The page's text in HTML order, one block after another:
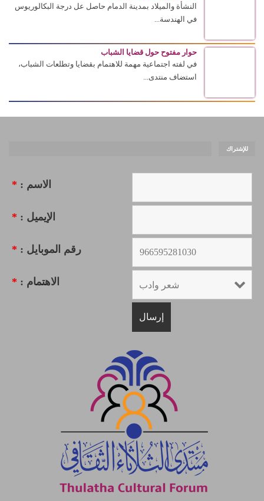
النشأة والميلاد بمدينة الدمام حاصل عل درجة البكالوريوس
في الهندسة...
حوار مفتوح حول قضايا الشباب
في لفته اجتماعية مهمة للاهتمام بقضايا وتطلعات الشباب،
استضاف منتدى...
للإشتراك
الاسم : *
الإيميل : *
رقم الموبايل : *
الاهتمام : *